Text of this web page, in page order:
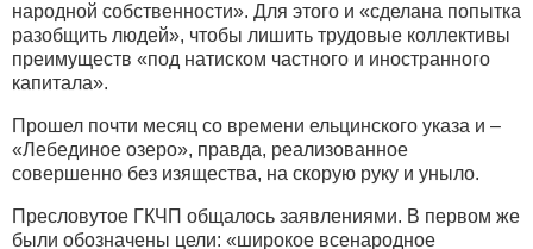
народной собственности». Для этого и «сделана попытка
разобщить людей», чтобы лишить трудовые коллективы
преимуществ «под натиском частного и иностранного
капитала».
Прошел почти месяц со времени ельцинского указа и –
«Лебединое озеро», правда, реализованное
совершенно без изящества, на скорую руку и уныло.
Пресловутое ГКЧП общалось заявлениями. В первом же
были обозначены цели: «широкое всенародное